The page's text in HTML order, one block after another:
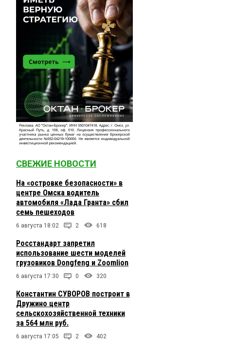
СВЕЖИЕ НОВОСТИ
На «островке безопасности» в
центре Омска водитель
автомобиля «Лада Гранта» сбил
семь пешеходов
6 августа 18:02 2 618
Росстандарт запретил
использование шести моделей
грузовиков Dongfeng и Zoomlion
6 августа 17:30 0 320
Константин СУВОРОВ построит в
Дружино центр
сельскохозяйственной техники
за 564 млн руб.
6 августа 17:05 2 402